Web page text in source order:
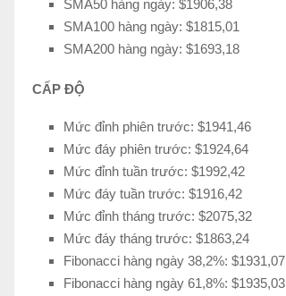
SMA50 hàng ngày: $1906,38
SMA100 hàng ngày: $1815,01
SMA200 hàng ngày: $1693,18
CẤP ĐỘ
Mức đỉnh phiên trước: $1941,46
Mức đáy phiên trước: $1924,64
Mức đỉnh tuần trước: $1992,42
Mức đáy tuần trước: $1916,42
Mức đỉnh tháng trước: $2075,32
Mức đáy tháng trước: $1863,24
Fibonacci hàng ngày 38,2%: $1931,07
Fibonacci hàng ngày 61,8%: $1935,03